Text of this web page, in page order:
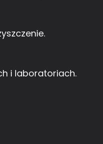
i laboratoriach.